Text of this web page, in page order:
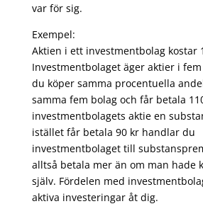
var för sig.
Exempel:
Aktien i ett investmentbolag kostar
Investmentbolaget äger aktier i
du köper samma procentuella
samma fem bolag och får betala
investmentbolagets aktie en
istället får betala 90 kr handlar du
investmentbolaget till
alltså betala mer än om man hade
själv. Fördelen med
aktiva investeringar åt dig.